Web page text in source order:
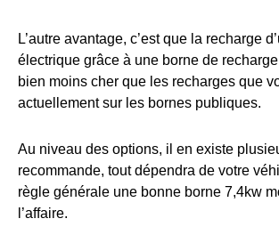
L’autre avantage, c’est que la recharge
électrique grâce à une borne de
bien moins cher que les recharges que
actuellement sur les bornes publiques.
Au niveau des options, il en existe
recommande, tout dépendra de votre
règle générale une bonne borne 7,4kw
l’affaire.